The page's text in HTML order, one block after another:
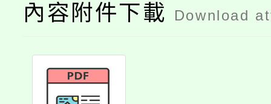
內容附件下載 Download